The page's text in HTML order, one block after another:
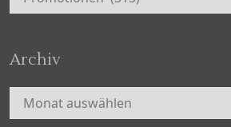
Archiv
Archiv